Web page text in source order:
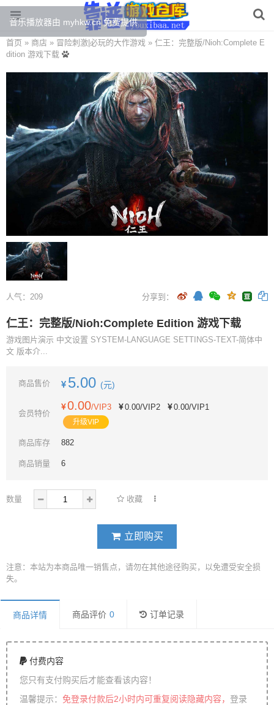
首页 » 商店 » 冒险刺激 必玩的大作游戏 » 仁王：完整版/Nioh:Complete E
dition 游戏下载
人气： 209 分享到：
仁王：完整版/Nioh:Complete Edition 游戏下载
游戏图片演示 中文设置 SYSTEM-LANGUAGE SETTINGS-TEXT-简体中
文 版本介...
商品售价 5.00 (元)
会员特价
0.00/VIP3 0.00/VIP2 0.00/VIP1
升级VIP
商品库存 882
商品销量 6
数量 收藏
立即购买
注意：本站为本商品唯一销售点，请勿在其他途径购买，以免遭受安全损
失。
商品详情 商品评价 0 订单记录
付费内容
您只有支付购买后才能查看该内容！
温馨提示： 免登录付款后2小时内可重复阅读隐藏内容， 登录
音乐播放器由 myhkw.cn 免费提供